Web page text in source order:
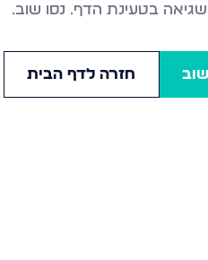
בטעינת הדף. נסו שוב.
חזרה לדף הבית